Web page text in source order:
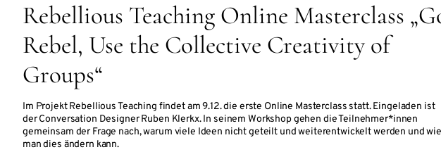
Rebellious Teaching Online Masterclass
Rebel, Use the Collective Creativity of
Groups“
Im Projekt Rebellious Teaching findet am 9.12. die erste Online Masterclass statt. Eingeladen ist
der Conversation Designer Ruben Klerkx. In seinem Workshop gehen die Teilnehmer*innen
gemeinsam der Frage nach, warum viele Ideen nicht geteilt und weiterentwickelt werden und wie
man dies ändern kann.